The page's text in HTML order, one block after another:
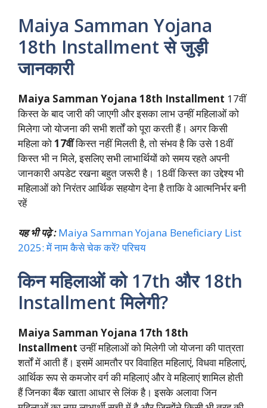
Maiya Samman Yojana
18th Installment से जुड़ी
जानकारी
Maiya Samman Yojana 18th Installment 17वीं
किस्त के बाद जारी की जाएगी और इसका लाभ उन्हीं महिलाओं को
मिलेगा जो योजना की सभी शर्तों को पूरा करती हैं। अगर किसी
महिला को17वींकिस्त नहीं मिलती है, तो संभव है कि उसे 18वीं
किस्त भी न मिले, इसलिए सभी लाभार्थियों को समय रहते अपनी
जानकारी अपडेट रखना बहुत जरूरी है। 18वीं किस्त का उद्देश्य भी
महिलाओं को निरंतर आर्थिक सहयोग देना है ताकि वे आत्मनिर्भर बनी
रहें
यह भी पढ़े : Maiya Samman Yojana Beneficiary List
2025: में नाम कैसे चेक करें? परिचय
किन महिलाओं को 17th और 18th
Installment मिलेगी?
Maiya Samman Yojana 17th 18th
Installmentउन्हीं महिलाओं को मिलेगी जो योजना की पात्रता
शर्तों में आती हैं। इसमें आमतौर पर विवाहित महिलाएं, विधवा महिलाएं,
आर्थिक रूप से कमजोर वर्ग की महिलाएं और वे महिलाएं शामिल होती
हैं जिनका बैंक खाता आधार से लिंक है। इसके अलावा जिन